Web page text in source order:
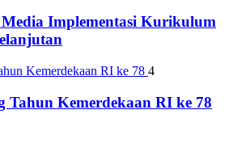
Implementasi Kurikulum
4
Tahun Kemerdekaan RI ke 78